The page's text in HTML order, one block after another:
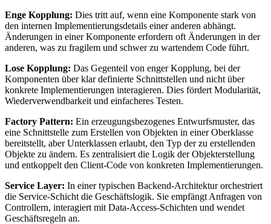
Enge Kopplung: Dies tritt auf, wenn eine Komponente stark von
den internen Implementierungsdetails einer anderen abhängt.
Änderungen in einer Komponente erfordern oft Änderungen in der
anderen, was zu fragilem und schwer zu wartendem Code führt.
Lose Kopplung: Das Gegenteil von enger Kopplung, bei der
Komponenten über klar definierte Schnittstellen und nicht über
konkrete Implementierungen interagieren. Dies fördert Modularität,
Wiederverwendbarkeit und einfacheres Testen.
Factory Pattern: Ein erzeugungsbezogenes Entwurfsmuster, das
eine Schnittstelle zum Erstellen von Objekten in einer Oberklasse
bereitstellt, aber Unterklassen erlaubt, den Typ der zu erstellenden
Objekte zu ändern. Es zentralisiert die Logik der Objekterstellung
und entkoppelt den Client-Code von konkreten Implementierungen.
Service Layer: In einer typischen Backend-Architektur orchestriert
die Service-Schicht die Geschäftslogik. Sie empfängt Anfragen von
Controllern, interagiert mit Data-Access-Schichten und wendet
Geschäftsregeln an.